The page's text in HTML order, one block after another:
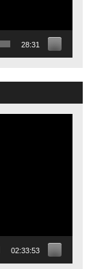
28:31
02:33:53